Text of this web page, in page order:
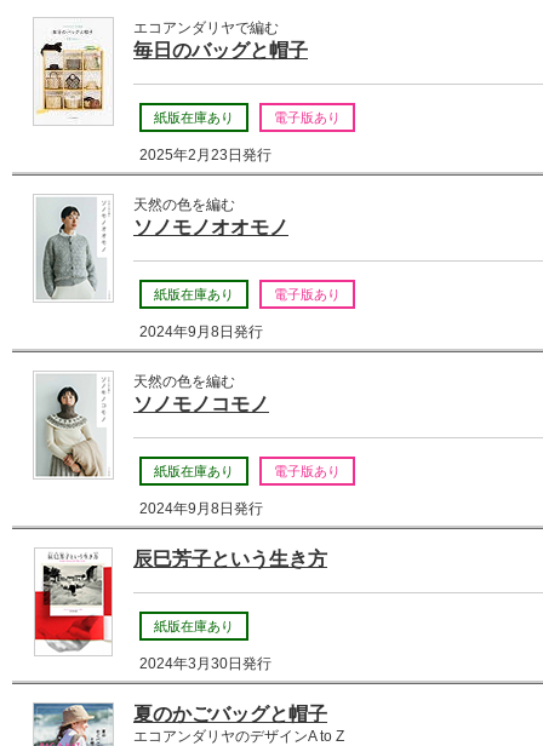
エコアンダリヤで編む
毎日のバッグと帽子
紙版在庫あり 電子版あり
2025年2月23日発行
天然の色を編む
ソノモノオオモノ
紙版在庫あり 電子版あり
2024年9月8日発行
天然の色を編む
ソノモノコモノ
紙版在庫あり 電子版あり
2024年9月8日発行
辰巳芳子という生き方
紙版在庫あり
2024年3月30日発行
夏のかごバッグと帽子
エコアンダリヤのデザインA to Z